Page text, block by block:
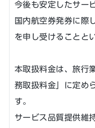
今後も安定したサー
国内航空券発券に際
を申し受けることと
本取扱料金は、旅行
務取扱料金」に定め
す。
サービス品質提供維